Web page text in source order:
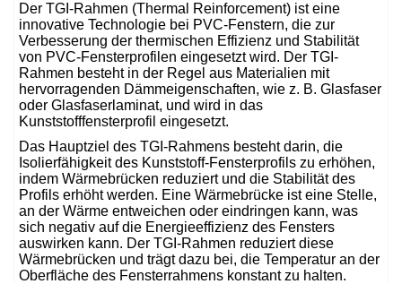
Der TGI-Rahmen (Thermal Reinforcement) ist eine
innovative Technologie bei PVC-Fenstern, die zur
Verbesserung der thermischen Effizienz und Stabilität
von PVC-Fensterprofilen eingesetzt wird. Der TGI-
Rahmen besteht in der Regel aus Materialien mit
hervorragenden Dämmeigenschaften, wie z. B. Glasfaser
oder Glasfaserlaminat, und wird in das
Kunststofffensterprofil eingesetzt.
Das Hauptziel des TGI-Rahmens besteht darin, die
Isolierfähigkeit des Kunststoff-Fensterprofils zu erhöhen,
indem Wärmebrücken reduziert und die Stabilität des
Profils erhöht werden. Eine Wärmebrücke ist eine Stelle,
an der Wärme entweichen oder eindringen kann, was
sich negativ auf die Energieeffizienz des Fensters
auswirken kann. Der TGI-Rahmen reduziert diese
Wärmebrücken und trägt dazu bei, die Temperatur an der
Oberfläche des Fensterrahmens konstant zu halten.